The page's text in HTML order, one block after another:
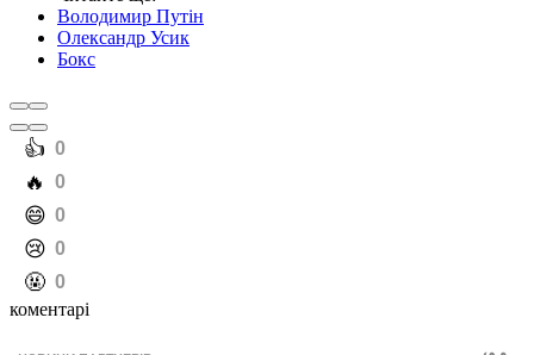
Володимир Путін
Олександр Усик
Бокс
️👍 0
️🔥 0
️😄 0
️😢 0
️🤬 0
коментарі